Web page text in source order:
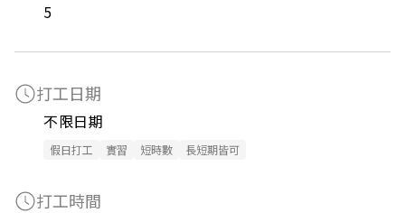
5
打工日期
不限日期
假日打工 實習 短時數 長短期皆可
打工時間